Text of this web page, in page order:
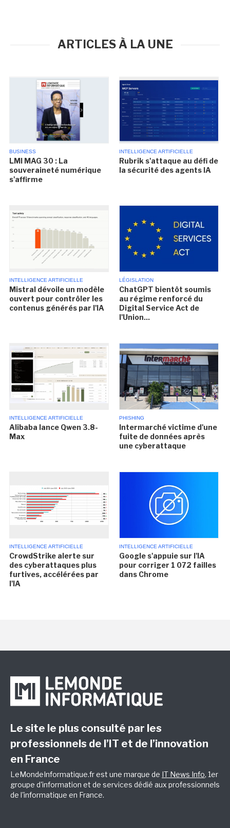
ARTICLES À LA UNE
BUSINESS
LMI MAG 30 : La
souveraineté numérique
s'affirme
INTELLIGENCE ARTIFICIELLE
Rubrik s'attaque au défi de
la sécurité des agents IA
INTELLIGENCE ARTIFICIELLE
Mistral dévoile un modèle
ouvert pour contrôler les
contenus générés par l'IA
LÉGISLATION
ChatGPT bientôt soumis
au régime renforcé du
Digital Service Act de
l'Union...
INTELLIGENCE ARTIFICIELLE
Alibaba lance Qwen 3.8-
Max
PHISHING
Intermarché victime d'une
fuite de données après
une cyberattaque
INTELLIGENCE ARTIFICIELLE
CrowdStrike alerte sur
des cyberattaques plus
furtives, accélérées par
l'IA
INTELLIGENCE ARTIFICIELLE
Google s'appuie sur l'IA
pour corriger 1 072 failles
dans Chrome
Le site le plus consulté par les
professionnels de l’IT et de l’innovation
en France
LeMondeInformatique.fr est une marque de IT News Info, 1er
groupe d'information et de services dédié aux professionnels
de l'informatique en France.